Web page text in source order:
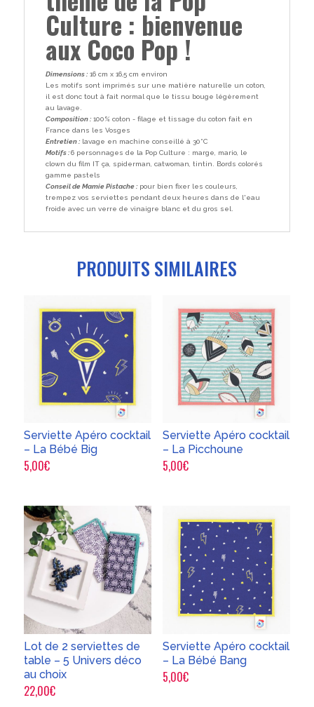
Culture : bienvenue
aux Coco Pop !
Dimensions :16 cm x 16,5 cm environ
Les motifs sont imprimés sur une matière naturelle un coton,
il est donc tout à fait normal que le tissu bouge légèrement
au lavage.
Composition :100% coton - filage et tissage du coton fait en
France dans les Vosges
Entretien :lavage en machine conseillé à 30°C
Motifs :6 personnages de la Pop Culture : marge, mario, le
clown du film IT ça, spiderman, catwoman, tintin. Bords colorés
gamme pastels
Conseil de Mamie Pistache :pour bien fixer les couleurs,
trempez vos serviettes pendant deux heures dans de l'eau
froide avec un verre de vinaigre blanc et du gros sel.
PRODUITS SIMILAIRES
Serviette Apéro cocktail
– La Bébé Big
5,00€
Serviette Apéro cocktail
– La Picchoune
5,00€
Lot de 2 serviettes de
table – 5 Univers déco
au choix
22,00€
Serviette Apéro cocktail
– La Bébé Bang
5,00€